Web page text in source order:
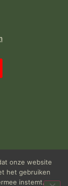
onze website
het gebruiken
instemt.